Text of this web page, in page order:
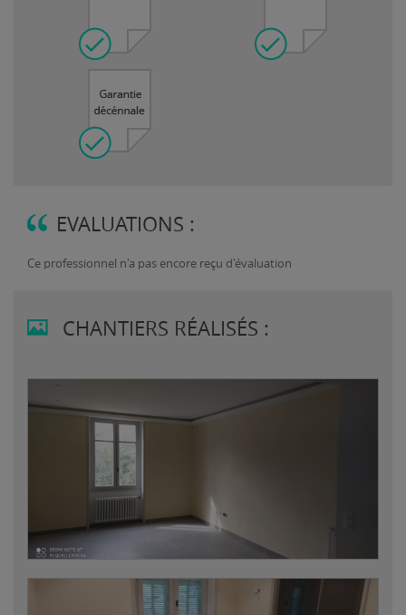
EVALUATIONS :
Ce professionnel n'a pas encore reçu d'évaluation
CHANTIERS RÉALISÉS :
Rénovation Villa. 10/12/2020